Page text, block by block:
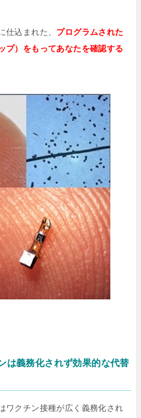
仕込まれた、 プログラムされた
プ）をもってあなたを確認する
は義務化されず効果的な代替
ワクチン接種が広く義務化され